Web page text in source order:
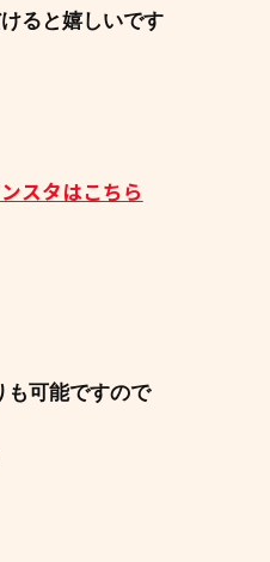
ると嬉しいです
スタはこちら
可能ですので